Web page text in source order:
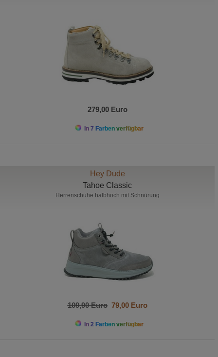
279,00 Euro
In 7 Farben verfügbar
Hey Dude
Tahoe Classic
Herrenschuhe halbhoch mit Schnürung
109,90 Euro79,00 Euro
In 2 Farben verfügbar